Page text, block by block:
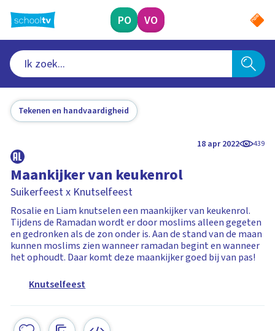
naar
hoofdinhoud
PO VO
Tekenen en handvaardigheid
18 apr 2022 439
Maankijker van keukenrol
Suikerfeest x Knutselfeest
Rosalie en Liam knutselen een maankijker van keukenrol.
Tijdens de Ramadan wordt er door moslims alleen gegeten
en gedronken als de zon onder is. Aan de stand van de maan
kunnen moslims zien wanneer ramadan begint en wanneer
het ophoudt. Daar komt deze maankijker goed bij van pas!
Knutselfeest